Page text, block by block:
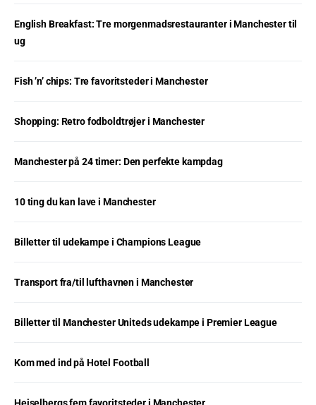
English Breakfast: Tre morgenmadsrestauranter i Manchester til
ug
Fish ’n’ chips: Tre favoritsteder i Manchester
Shopping: Retro fodboldtrøjer i Manchester
Manchester på 24 timer: Den perfekte kampdag
10 ting du kan lave i Manchester
Billetter til udekampe i Champions League
Transport fra/til lufthavnen i Manchester
Billetter til Manchester Uniteds udekampe i Premier League
Kom med ind på Hotel Football